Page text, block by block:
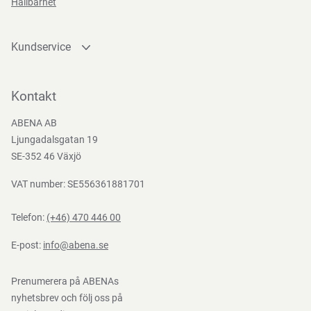
388:2016
Kundservice
Bli kund
Nedladdningar
Kontakt
ABENA AB
Ljungadalsgatan 19
SE-352 46 Växjö
VAT number: SE556361881701
Telefon: (+46) 470 446 00
E-post: info@abena.se
Prenumerera på ABENAs
nyhetsbrev och följ oss på